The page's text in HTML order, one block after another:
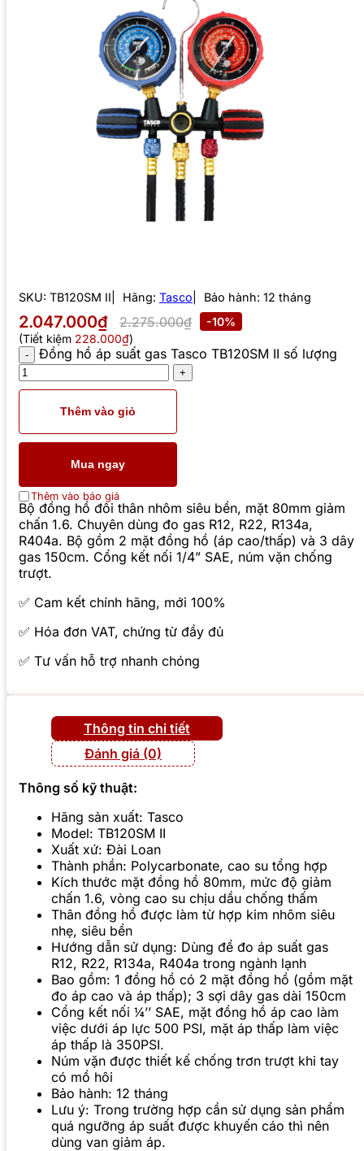
SKU: TB120SM II Hãng: Tasco Bảo hành: 12 tháng
2.047.000₫ 2.275.000₫
-10%
(Tiết kiệm 228.000₫)
Đồng hồ áp suất gas Tasco TB120SM II số lượng
Thêm vào giỏ
Mua ngay
Thêm vào báo giá
Bộ đồng hồ đôi thân nhôm siêu bền, mặt 80mm giảm
chấn 1.6. Chuyên dùng đo gas R12, R22, R134a,
R404a. Bộ gồm 2 mặt đồng hồ (áp cao/thấp) và 3 dây
gas 150cm. Cổng kết nối 1/4” SAE, núm vặn chống
trượt.
✅ Cam kết chính hãng, mới 100%
✅ Hóa đơn VAT, chứng từ đầy đủ
✅ Tư vấn hỗ trợ nhanh chóng
Thông tin chi tiết
Đánh giá (0)
Thông số kỹ thuật:
Hãng sản xuất: Tasco
Model: TB120SM II
Xuất xứ: Đài Loan
Thành phần: Polycarbonate, cao su tổng hợp
Kích thước mặt đồng hồ 80mm, mức độ giảm
chấn 1.6, vòng cao su chịu dầu chống thấm
Thân đồng hồ được làm từ hợp kim nhôm siêu
nhẹ, siêu bền
Hướng dẫn sử dụng: Dùng để đo áp suất gas
R12, R22, R134a, R404a trong ngành lạnh
Bao gồm: 1 đồng hồ có 2 mặt đồng hồ (gồm mặt
đo áp cao và áp thấp); 3 sợi dây gas dài 150cm
Cổng kết nối ¼’’ SAE, mặt đồng hồ áp cao làm
việc dưới áp lực 500 PSI, mặt áp thấp làm việc
áp thấp là 350PSI.
Núm vặn được thiết kế chống trơn trượt khi tay
có mồ hôi
Bảo hành: 12 tháng
Lưu ý: Trong trường hợp cần sử dụng sản phẩm
quá ngưỡng áp suất được khuyến cáo thì nên
dùng van giảm áp.